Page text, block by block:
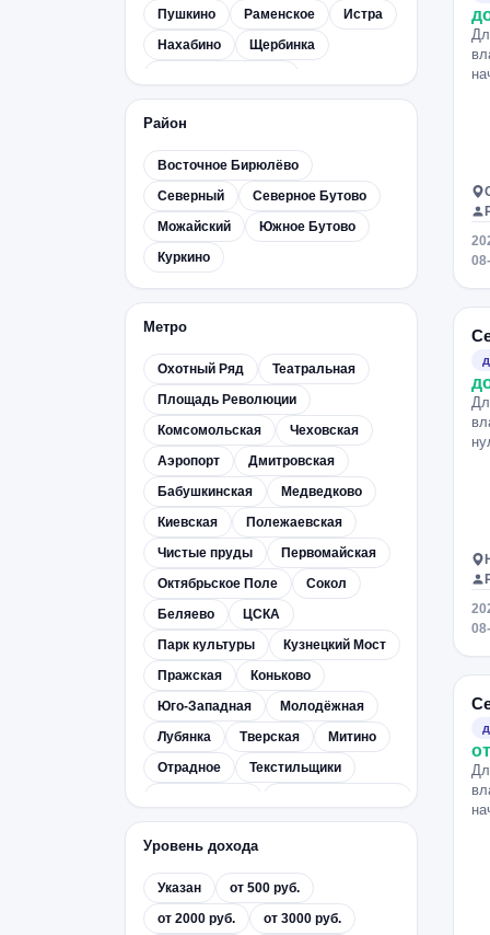
Пушкино
Раменское
Истра
Нахабино
Щербинка
Жуковский
Орехово-Зуево
Наро-Фоминск
Лобня
Лыткарино
Краснознаменск
Красково
Быково
Ватутинки
Газопровод
Московский
Некрасовка
Селятино
Удельная
Немчиновка
Менделеево
Жаворонки
Район
Восточное Бирюлёво
Северный
Северное Бутово
Можайский
Южное Бутово
Куркино
Метро
Охотный Ряд
Театральная
Площадь Революции
Комсомольская
Чеховская
Аэропорт
Дмитровская
Бабушкинская
Медведково
Киевская
Полежаевская
Чистые пруды
Первомайская
Октябрьское Поле
Сокол
Беляево
ЦСКА
Парк культуры
Кузнецкий Мост
Пражская
Коньково
Юго-Западная
Молодёжная
Лубянка
Тверская
Митино
Отрадное
Текстильщики
Улица Академика Янгеля
Речной вокзал
Войковская
Уровень дохода
Указан
от 500 руб.
от 2000 руб.
от 3000 руб.